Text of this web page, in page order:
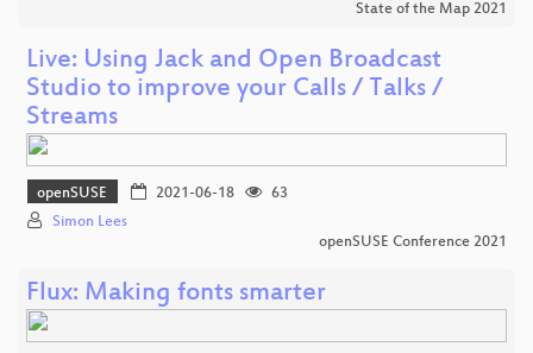
State of the Map 2021
Live: Using Jack and Open Broadcast
Studio to improve your Calls / Talks /
Streams
openSUSE 2021-06-18
63
Simon Lees
openSUSE Conference 2021
Flux: Making fonts smarter